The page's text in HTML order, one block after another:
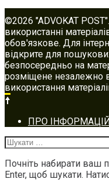
©2026 "ADVOKAT
використанні
обов'язкове. Для
відкрите для
безпосередньо на
розміщене незалежно
використання
Footer
navigation
ПРО
Шукати:
Почніть набирати ваш
Enter, щоб шукати.